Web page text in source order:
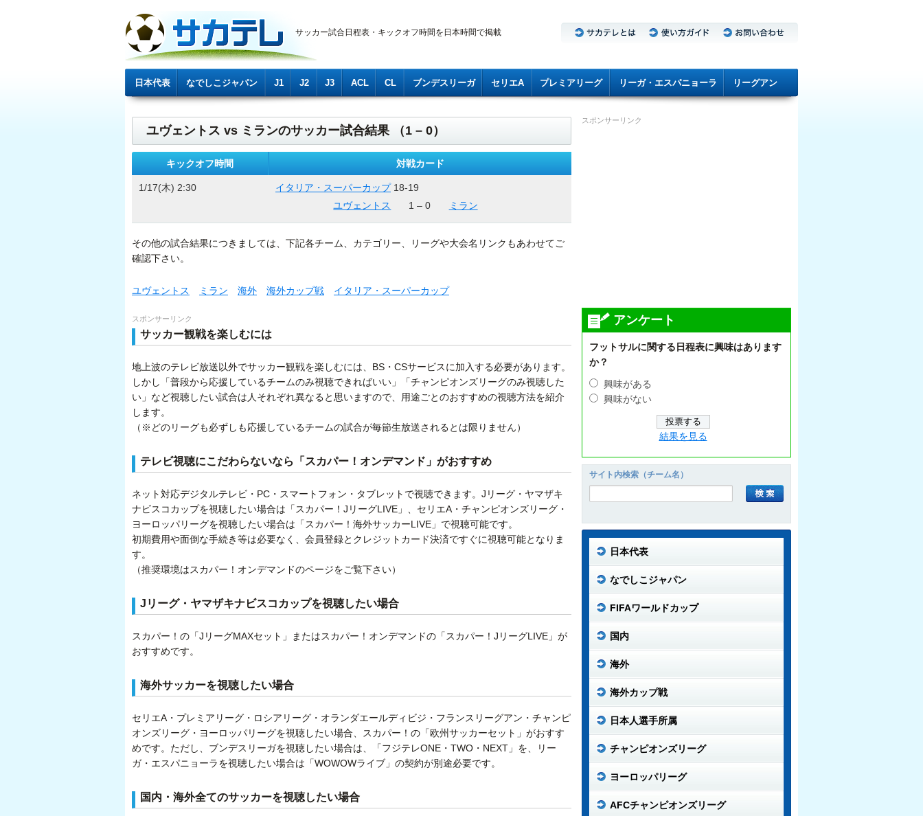
サッカー試合日程表・キックオフ時間を日本時間で掲載
日本代表 なでしこジャパン J1 J2 J3 ACL CL ブンデスリーガ セリエA プレミアリーグ リーガ・エスパニョーラ リーグアン
ユヴェントス vs ミランのサッカー試合結果 （1 – 0）
キックオフ時間 対戦カード
1/17(木) 2:30 イタリア・スーパーカップ18-19
ユヴェントス
1 – 0 ミラン
その他の試合結果につきましては、下記各チーム、カテゴリー、リーグや大会名リンクもあわせてご
確認下さい。
ユヴェントス ミラン 海外 海外カップ戦 イタリア・スーパーカップ
スポンサーリンク
サッカー観戦を楽しむには
地上波のテレビ放送以外でサッカー観戦を楽しむには、BS・CSサービスに加入する必要があります。
しかし「普段から応援しているチームのみ視聴できればいい」「チャンピオンズリーグのみ視聴した
い」など視聴したい試合は人それぞれ異なると思いますので、用途ごとのおすすめの視聴方法を紹介
します。
（※どのリーグも必ずしも応援しているチームの試合が毎節生放送されるとは限りません）
テレビ視聴にこだわらないなら「スカパー！オンデマンド」がおすすめ
ネット対応デジタルテレビ・PC・スマートフォン・タブレットで視聴できます。Jリーグ・ヤマザキ
ナビスコカップを視聴したい場合は「スカパー！JリーグLIVE」、セリエA・チャンピオンズリーグ・
ヨーロッパリーグを視聴したい場合は「スカパー！海外サッカーLIVE」で視聴可能です。
初期費用や面倒な手続き等は必要なく、会員登録とクレジットカード決済ですぐに視聴可能となりま
す。
（推奨環境はスカパー！オンデマンドのページをご覧下さい）
Jリーグ・ヤマザキナビスコカップを視聴したい場合
スカパー！の「JリーグMAXセット」またはスカパー！オンデマンドの「スカパー！JリーグLIVE」が
おすすめです。
海外サッカーを視聴したい場合
セリエA・プレミアリーグ・ロシアリーグ・オランダエールディビジ・フランスリーグアン・チャンピ
オンズリーグ・ヨーロッパリーグを視聴したい場合、スカパー！の「欧州サッカーセット」がおすす
めです。ただし、ブンデスリーガを視聴したい場合は、「フジテレONE・TWO・NEXT」を、リー
ガ・エスパニョーラを視聴したい場合は「WOWOWライブ」の契約が別途必要です。
国内・海外全てのサッカーを視聴したい場合
スポンサーリンク
アンケート
フットサルに関する日程表に興味はあります
か？
興味がある
興味がない
結果を見る
サイト内検索（チーム名）
日本代表
なでしこジャパン
FIFAワールドカップ
国内
海外
海外カップ戦
日本人選手所属
チャンピオンズリーグ
ヨーロッパリーグ
AFCチャンピオンズリーグ